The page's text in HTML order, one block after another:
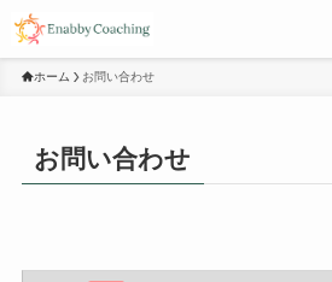
ホーム お問い合わせ
お問い合わせ